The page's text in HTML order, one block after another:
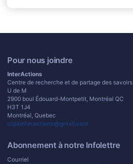
Pour nous joindre
InterActions
Centre de recherche et de partage des savoirs
U de M
2900 boul Édouard-Montpetit, Montréal QC
H3T 1J4
Montréal, Quebec
crpsinteractions@gmail.com
Abonnement à notre Infolettre
Courriel